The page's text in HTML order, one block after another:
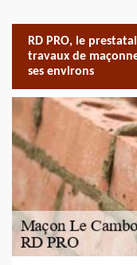
RD PRO, le
travaux de
ses environs